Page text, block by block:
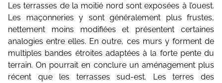
Les terrasses de la moitié nord sont exposées à l’ouest.
Les maçonneries y sont généralement plus frustes,
nettement moins modifiées et présentent certaines
analogies entre elles. En outre, ces murs y forment de
multiples bandes étroites adaptées à la forte pente du
terrain. On pourrait en conclure un aménagement plus
récent que les terrasses sud-est. Les terres des